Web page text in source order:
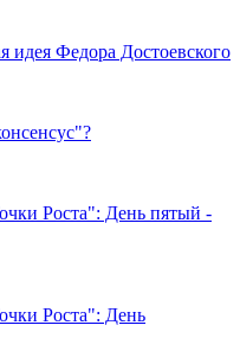
идея Федора Достоевского
Роста": День пятый -
Роста": День